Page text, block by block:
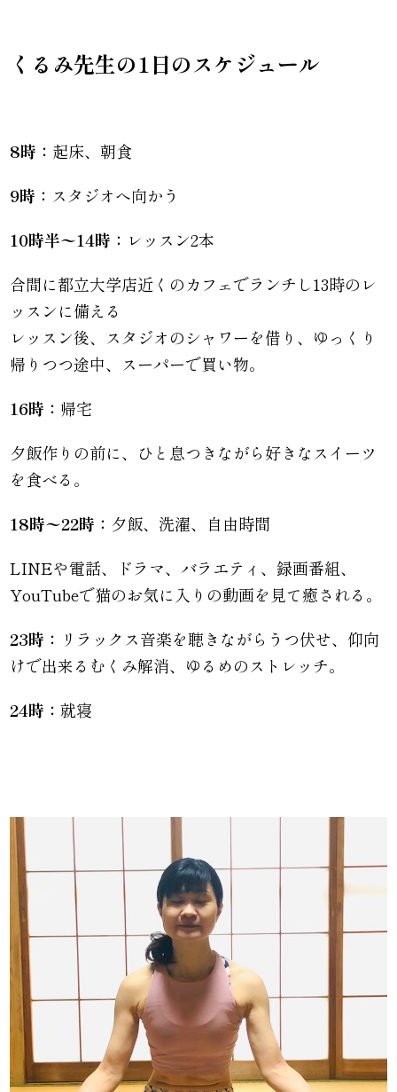
くるみ先生の1日のスケジュール
8時： 起床、朝食
9時： スタジオへ向かう
10時半〜14時： レッスン2本
合間に都立大学店近くのカフェでランチし13時のレ
ッスンに備える
レッスン後、スタジオのシャワーを借り、ゆっくり
帰りつつ途中、スーパーで買い物。
16時： 帰宅
夕飯作りの前に、ひと息つきながら好きなスイーツ
を食べる。
18時〜22時： 夕飯、洗濯、自由時間
LINEや電話、ドラマ、バラエティ、録画番組、
YouTubeで猫のお気に入りの動画を見て癒される。
23時： リラックス音楽を聴きながらうつ伏せ、仰向
けで出来るむくみ解消、ゆるめのストレッチ。
24時：就寝